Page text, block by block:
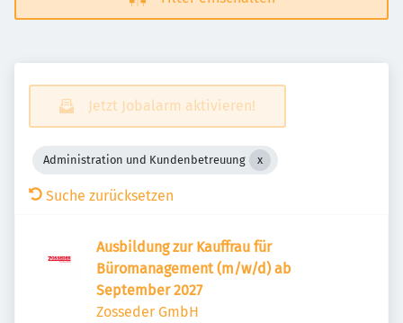
Jetzt Jobalarm aktivieren!
Administration und Kundenbetreuung
Suche zurücksetzen
Ausbildung zur Kauffrau für
Büromanagement (m/w/d) ab
September 2027
Zosseder GmbH